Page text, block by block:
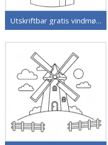
Utskriftbar gratis vindmølle